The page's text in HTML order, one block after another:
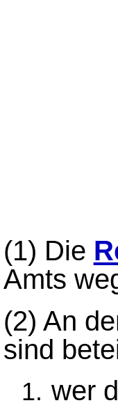
(1) Die
Amts
(2) An
sind
wer